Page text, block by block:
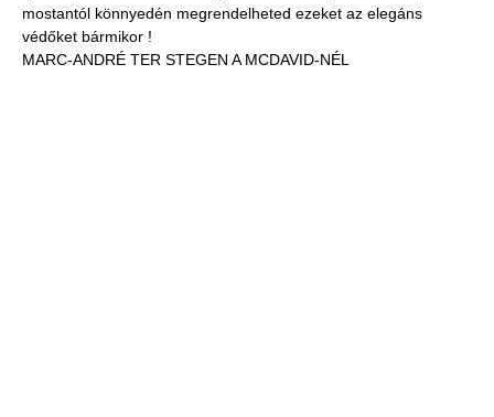
mostantól könnyedén megrendelheted ezeket az elegáns
védőket bármikor !
MARC-ANDRÉ TER STEGEN A MCDAVID-NÉL